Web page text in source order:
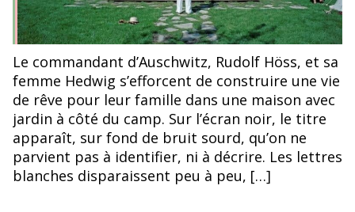
Le commandant d’Auschwitz, Rudolf Höss, et sa
femme Hedwig s’efforcent de construire une vie
de rêve pour leur famille dans une maison avec
jardin à côté du camp. Sur l’écran noir, le titre
apparaît, sur fond de bruit sourd, qu’on ne
parvient pas à identifier, ni à décrire. Les lettres
blanches disparaissent peu à peu, […]